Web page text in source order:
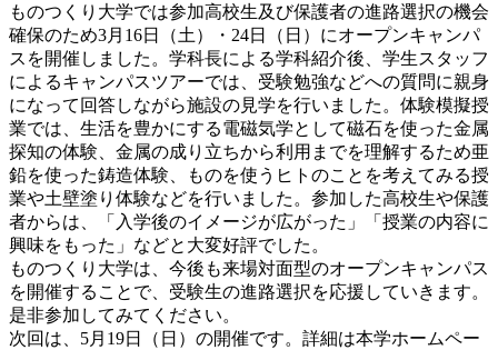
ものつくり大学では参加高校生及び保護者の進路選択の機会
確保のため3月16日（土）・24日（日）にオープンキャンパ
スを開催しました。学科長による学科紹介後、学生スタッフ
によるキャンパスツアーでは、受験勉強などへの質問に親身
になって回答しながら施設の見学を行いました。体験模擬授
業では、生活を豊かにする電磁気学として磁石を使った金属
探知の体験、金属の成り立ちから利用までを理解するため亜
鉛を使った鋳造体験、ものを使うヒトのことを考えてみる授
業や土壁塗り体験などを行いました。参加した高校生や保護
者からは、「入学後のイメージが広がった」「授業の内容に
興味をもった」などと大変好評でした。
ものつくり大学は、今後も来場対面型のオープンキャンパス
を開催することで、受験生の進路選択を応援していきます。
是非参加してみてください。
次回は、5月19日（日）の開催です。 詳細は本学ホームペー